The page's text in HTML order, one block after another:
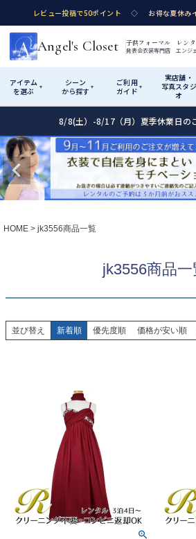
レビュー投稿で50ポイント ◇ お得な夏休み
Angel's Closet 子供フォーマル レン
発表会衣装専門店 エンジ
アイテム
を選ぶ
▾
シーン
から探す ▾
ご利用
ガイド ▾
実店舗・
写真スタジ
オ
Shop by Category
カテゴリ詳細→
七五三着物
アウター
コスチューム
Shop by Occasion
性別・サイズで絞り
Recital & Concours Wedding
Graduation & Entrance
卒業式・入学式
Shichi-
七五
How It Works
Startはじめに
01
レンタル・販売の入口
03 Angel's Closetについて
予約・配送・返却・料金
レンタルの流れ
4ステップで簡単
あんしんパック
汚れ・キズ・破損の補償
Buy & Supportご購入・サポート
Visit Us
Tsukuba Boutique
茨城県土浦市大町14-16-1F
10:00–18:00（完全予約制）
月曜日
店舗を予約する →
8/8(土）-8/17（月）夏季休業日の
HOME jk3556商品一覧
jk3556商品一
並び替え 新着順 優先度順 価格が安い順